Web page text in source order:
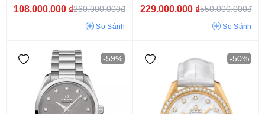
Từ 50 - 80 triệu Từ 80 - 120 Triệu Từ 120 - 150 Triệu
108.000.000 ₫260.000.000đ
So Sánh
229.000.000 ₫550.000.000đ
So Sánh
-59% -50%